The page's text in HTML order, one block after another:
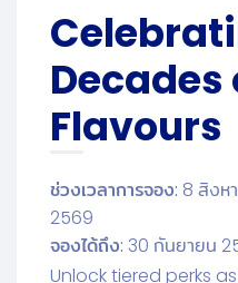
Decades
Flavours
ช่วงเวลาการจอง: 8 สิงห
2569
จองได้ถึง: 30 กันยายน
Unlock tiered perks